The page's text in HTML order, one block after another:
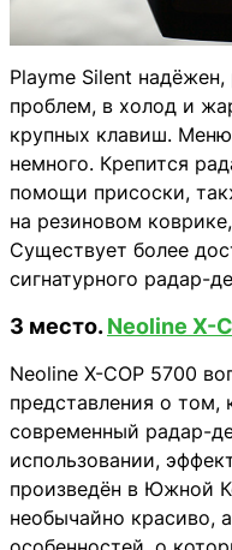
Playme Silent надёжен,
проблем, в холод и
крупных клавиш.
немного. Крепится
помощи присоски,
на резиновом
Существует более
сигнатурного радар-
3 место.Neoline X-
Neoline X-COP 5700
представления о том,
современный радар-
использовании,
произведён в Южной
необычайно красиво,